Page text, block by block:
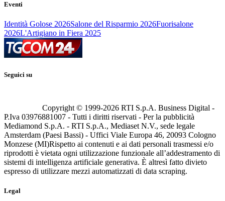
Eventi
Identità Golose 2026Salone del Risparmio 2026Fuorisalone
2026L'Artigiano in Fiera 2025
Seguici su
Copyright © 1999-2026 RTI S.p.A. Business Digital -
P.Iva 03976881007 - Tutti i diritti riservati - Per la pubblicità
Mediamond S.p.A. - RTI S.p.A., Mediaset N.V., sede legale
Amsterdam (Paesi Bassi) - Uffici Viale Europa 46, 20093 Cologno
Monzese (MI)Rispetto ai contenuti e ai dati personali trasmessi e/o
riprodotti è vietata ogni utilizzazione funzionale all’addestramento di
sistemi di intelligenza artificiale generativa. È altresì fatto divieto
espresso di utilizzare mezzi automatizzati di data scraping.
Legal